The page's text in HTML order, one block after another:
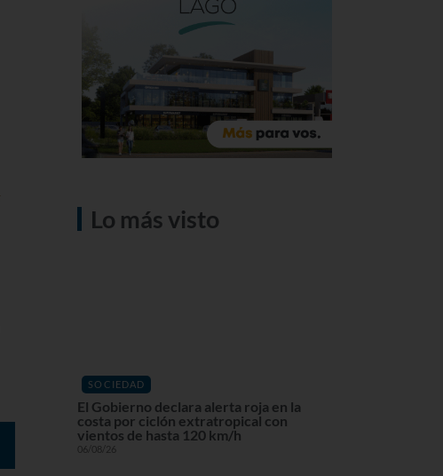
Lo más visto
SOCIEDAD
El Gobierno declara alerta roja en la
costa por ciclón extratropical con
vientos de hasta 120 km/h
06/08/26